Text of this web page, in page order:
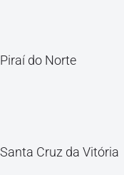
Piraí do Norte
Santa Cruz da Vitória